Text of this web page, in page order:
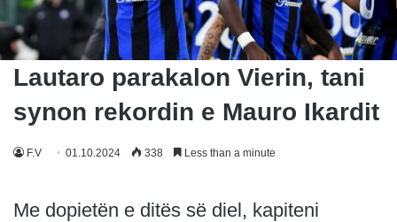
Lautaro parakalon Vierin, tani
synon rekordin e Mauro Ikardit
F.V 01.10.2024 338 Less than a minute
Me dopietën e ditës së diel, kapiteni